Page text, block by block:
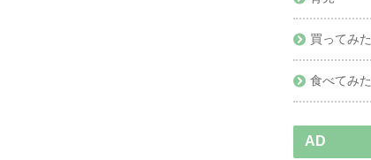
買ってみた
食べてみた
AD